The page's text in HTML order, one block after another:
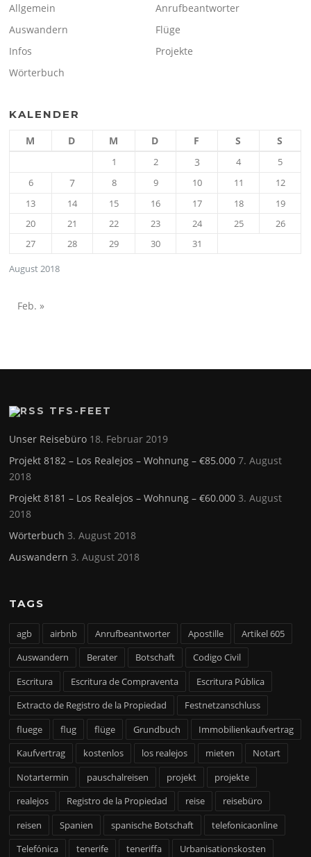
Allgemein
Anrufbeantworter
Auswandern
Flüge
Infos
Projekte
Wörterbuch
KALENDER
August 2018
M D M D F S S
1 2 3 4
5
6
7 8 9 10 11
12
13
14 15 16 17 18
19
20
21 22 23 24 25
26
27
28 29 30 31
Feb. »
TFS-FEET
Unser Reisebüro 18. Februar 2019
Projekt 8182 – Los Realejos – Wohnung – €85.000 7. August
2018
Projekt 8181 – Los Realejos – Wohnung – €60.000 3. August
2018
Wörterbuch 3. August 2018
Auswandern 3. August 2018
TAGS
agb airbnb Anrufbeantworter Apostille
Artikel 605
Auswandern
Berater Botschaft
Codigo Civil
Escritura
Escritura de Compraventa
Escritura Pública
Extracto de Registro de la Propiedad
Festnetzanschluss
fluege
flug flüge Grundbuch
Immobilienkaufvertrag
Kaufvertrag
kostenlos los realejos mieten
Notart
Notartermin
pauschalreisen projekt
projekte
realejos
Registro de la Propiedad reise
reisebüro
reisen
Spanien spanische Botschaft
telefonicaonline
Telefónica
tenerife teneriffa Urbanisationskosten